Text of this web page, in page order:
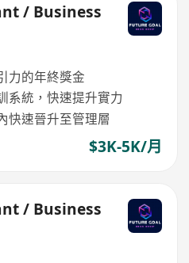
/ Business
力的年終獎金
系統，快速提升實力
快速晉升至管理層
$3K-5K/月
/ Business